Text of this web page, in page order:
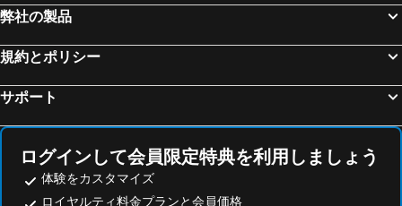
弊社の製品
規約とポリシー
サポート
ログインして会員限定特典を利用しましょう
体験をカスタマイズ
ロイヤルティ料金プランと会員価格